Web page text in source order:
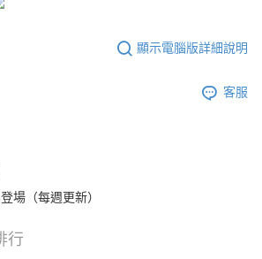
顯示電腦版詳細說明
客服
場（每週更新）
行